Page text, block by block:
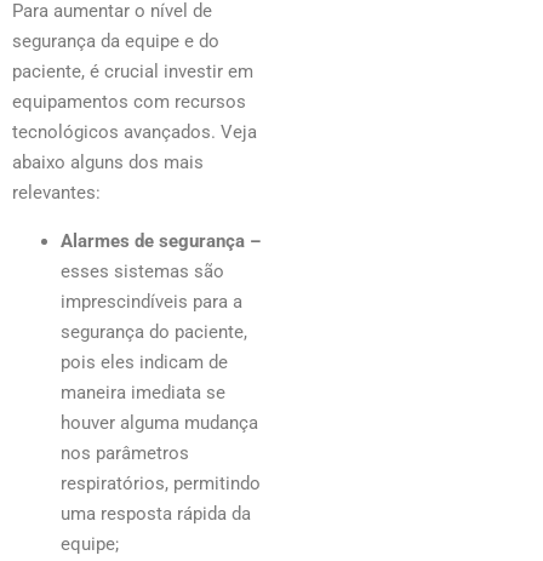
Para aumentar o nível de
segurança da equipe e do
paciente, é crucial investir em
equipamentos com recursos
tecnológicos avançados. Veja
abaixo alguns dos mais
relevantes:
Alarmes de segurança –
esses sistemas são
imprescindíveis para a
segurança do paciente,
pois eles indicam de
maneira imediata se
houver alguma mudança
nos parâmetros
respiratórios, permitindo
uma resposta rápida da
equipe;